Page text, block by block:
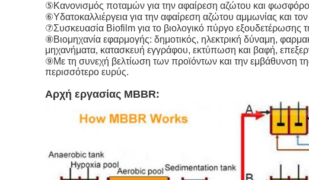
⑤Κανονισμός ποταμών για την αφαίρεση αζώτου και
⑥Υδατοκαλλιέργεια για την αφαίρεση αζώτου αμμωνίας και
⑦Συσκευασία Biofilm για το βιολογικό πύργο εξουδετέρωσης
⑧Βιομηχανία εφαρμογής: δημοτικός, ηλεκτρική δύναμη,
μηχανήματα, κατασκευή εγγράφου, εκτύπωση και βαφή,
⑨Με τη συνεχή βελτίωση των προϊόντων και την εμβάθυνση
περισσότερο ευρύς.
Αρχή εργασίας MBBR: